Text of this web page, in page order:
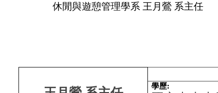
休閒與遊憩管理學系 王月鶯 系主任
學歷: